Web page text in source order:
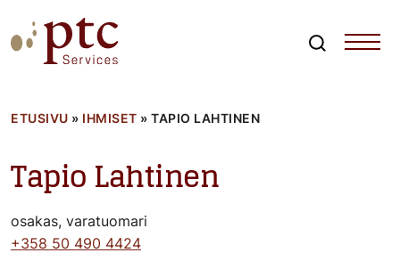
to
content
ETUSIVU » IHMISET » TAPIO LAHTINEN
Tapio Lahtinen
osakas, varatuomari
+358 50 490 4424